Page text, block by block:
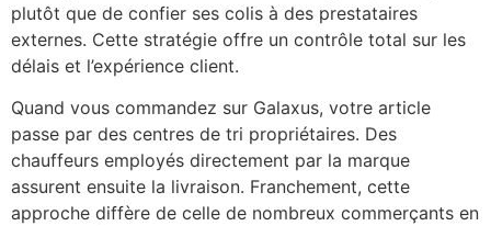
plutôt que de confier ses colis à des prestataires
externes. Cette stratégie offre un contrôle total sur les
délais et l’expérience client.
Quand vous commandez sur Galaxus, votre article
passe par des centres de tri propriétaires. Des
chauffeurs employés directement par la marque
assurent ensuite la livraison. Franchement, cette
approche diffère de celle de nombreux commerçants en